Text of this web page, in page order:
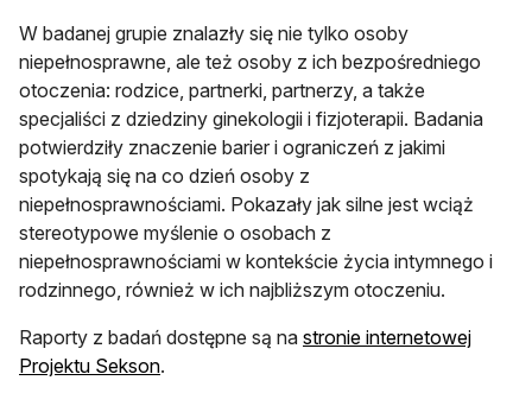
W badanej grupie znalazły się nie tylko osoby
niepełnosprawne, ale też osoby z ich bezpośredniego
otoczenia: rodzice, partnerki, partnerzy, a także
specjaliści z dziedziny ginekologii i fizjoterapii. Badania
potwierdziły znaczenie barier i ograniczeń z jakimi
spotykają się na co dzień osoby z
niepełnosprawnościami. Pokazały jak silne jest wciąż
stereotypowe myślenie o osobach z
niepełnosprawnościami w kontekście życia intymnego i
rodzinnego, również w ich najbliższym otoczeniu.
Raporty z badań dostępne są na stronie internetowej
Projektu Seksonotwiera się w nowej karcie
.